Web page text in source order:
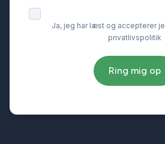
Højdejusterbare forsæder
Ja, jeg har læst og accepterer
privatlivspolitik
Ring mig op